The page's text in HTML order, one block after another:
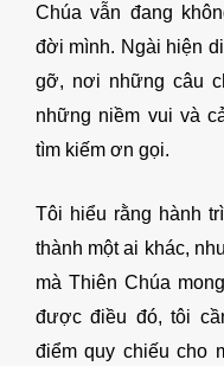
Chúa vẫn đang
đời mình. Ngài hiện
gỡ, nơi những câu
những niềm vui và
tìm kiếm ơn gọi.
Tôi hiểu rằng hành
thành một ai khác,
mà Thiên Chúa
được điều đó, tôi
điểm quy chiếu cho